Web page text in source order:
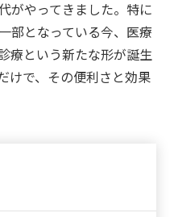
がやってきました。特に
部となっている今、医療
療という新たな形が誕生
けで、その便利さと効果